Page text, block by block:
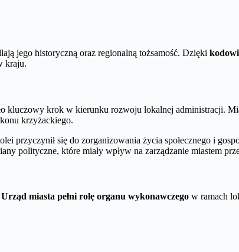
jego historyczną oraz regionalną tożsamość. Dzięki
kraju.
kluczowy krok w kierunku rozwoju lokalnej administracji.
krzyżackiego.
przyczynił się do zorganizowania życia społecznego i
polityczne, które miały wpływ na zarządzanie miastem
Urząd miasta pełni rolę organu wykonawczego w ramach